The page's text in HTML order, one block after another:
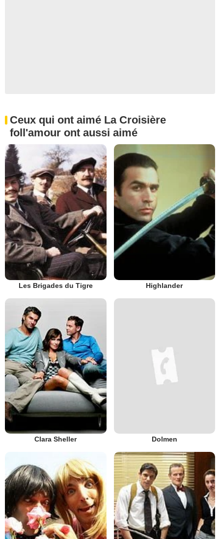
Ceux qui ont aimé La Croisière
foll'amour ont aussi aimé
Les Brigades du Tigre Highlander
Clara Sheller Dolmen